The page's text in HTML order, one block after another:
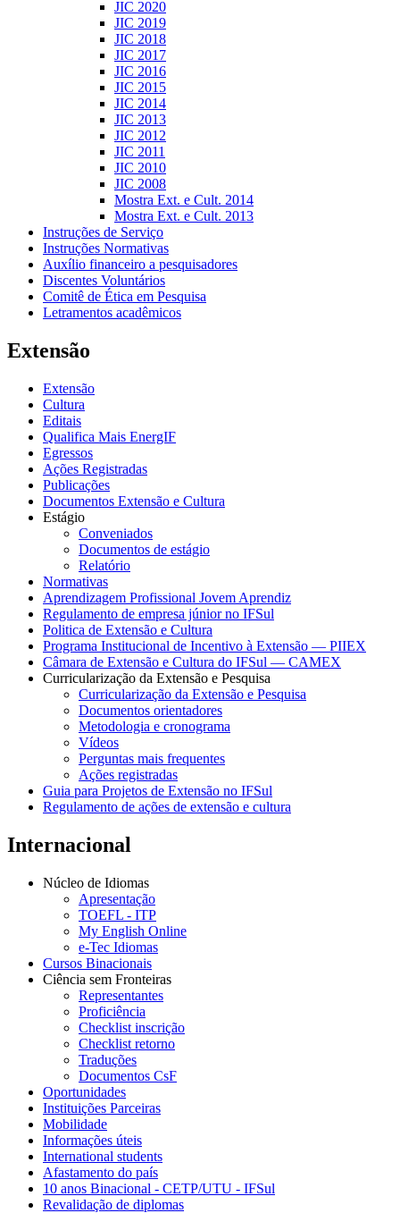
JIC 2020
JIC 2019
JIC 2018
JIC 2017
JIC 2016
JIC 2015
JIC 2014
JIC 2013
JIC 2012
JIC 2011
JIC 2010
JIC 2008
Mostra Ext. e Cult. 2014
Mostra Ext. e Cult. 2013
Instruções de Serviço
Instruções Normativas
Auxílio financeiro a pesquisadores
Discentes Voluntários
Comitê de Ética em Pesquisa
Letramentos acadêmicos
Extensão
Extensão
Cultura
Editais
Qualifica Mais EnergIF
Egressos
Ações Registradas
Publicações
Documentos Extensão e Cultura
Estágio
Conveniados
Documentos de estágio
Relatório
Normativas
Aprendizagem Profissional Jovem Aprendiz
Regulamento de empresa júnior no IFSul
Politica de Extensão e Cultura
Programa Institucional de Incentivo à Extensão — PIIEX
Câmara de Extensão e Cultura do IFSul — CAMEX
Curricularização da Extensão e Pesquisa
Curricularização da Extensão e Pesquisa
Documentos orientadores
Metodologia e cronograma
Vídeos
Perguntas mais frequentes
Ações registradas
Guia para Projetos de Extensão no IFSul
Regulamento de ações de extensão e cultura
Internacional
Núcleo de Idiomas
Apresentação
TOEFL - ITP
My English Online
e-Tec Idiomas
Cursos Binacionais
Ciência sem Fronteiras
Representantes
Proficiência
Checklist inscrição
Checklist retorno
Traduções
Documentos CsF
Oportunidades
Instituições Parceiras
Mobilidade
Informações úteis
International students
Afastamento do país
10 anos Binacional - CETP/UTU - IFSul
Revalidação de diplomas